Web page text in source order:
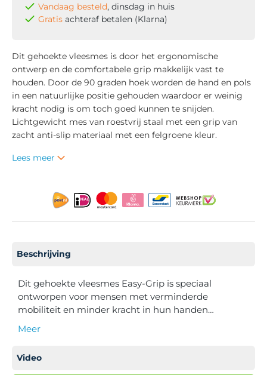
Vandaag besteld, dinsdag in huis
Gratis achteraf betalen (Klarna)
Dit gehoekte vleesmes is door het ergonomische
ontwerp en de comfortabele grip makkelijk vast te
houden. Door de 90 graden hoek worden de hand en pols
in een natuurlijke positie gehouden waardoor er weinig
kracht nodig is om toch goed kunnen te snijden.
Lichtgewicht mes van roestvrij staal met een grip van
zacht anti-slip materiaal met een felgroene kleur.
Lees meer
Beschrijving
Dit gehoekte vleesmes Easy-Grip is speciaal
ontworpen voor mensen met verminderde
mobiliteit en minder kracht in hun handen…
Meer
Video